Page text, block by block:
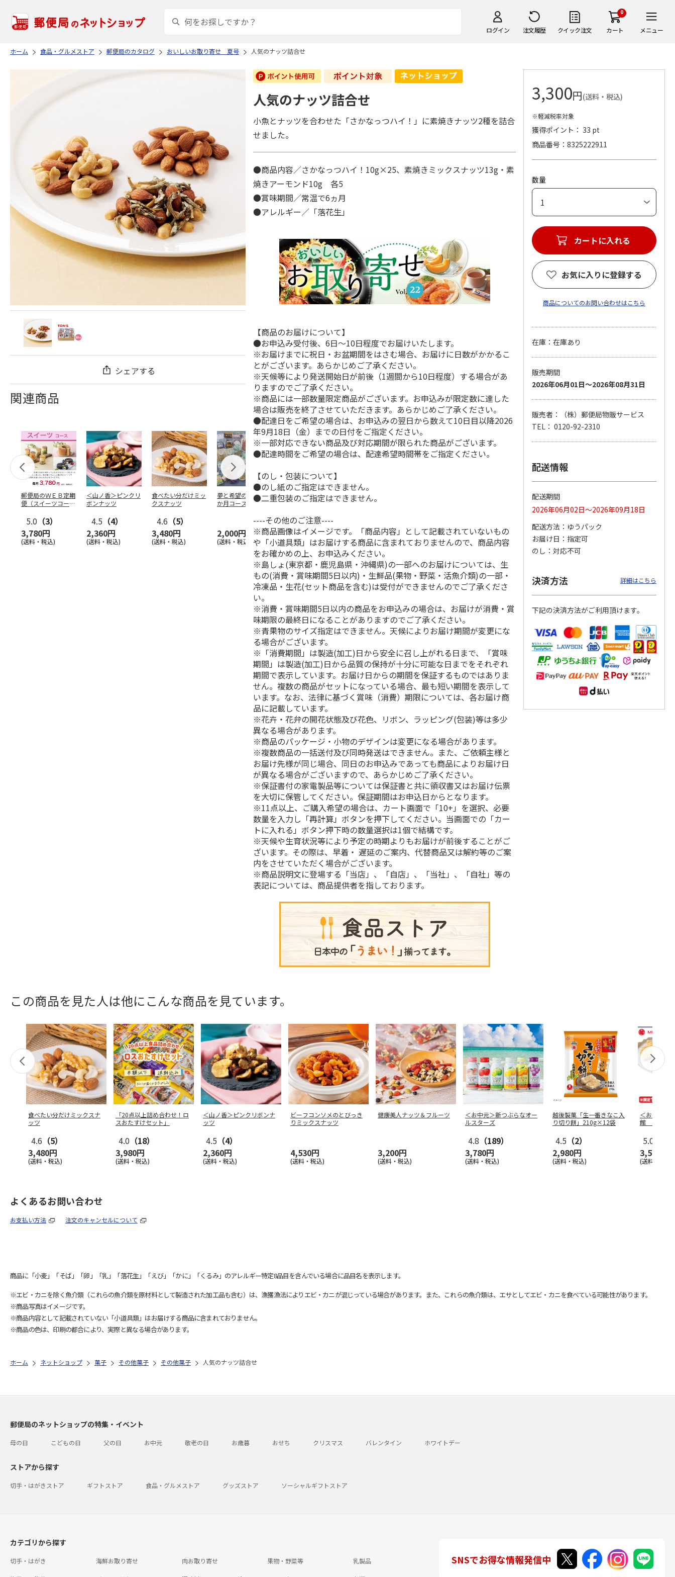
ログイン 注文履歴 クイック注文
0
カート メニュー
ホーム 食品・グルメストア 郵便局のカタログ おいしいお取り寄せ 夏号 人気のナッツ詰合せ
シェアする
関連商品
郵便局のＷＥＢ定期
便（スイーツコー
5.0 （3）
3,780円
(送料・税込)
＜山ノ香＞ピンクリ
ボンナッツ
4.5 （4）
2,360円
(送料・税込)
食べたい分だけミッ
クスナッツ
4.6 （5）
3,480円
(送料・税込)
夢と希望の金平糖12
か月コース
2,000円
(送料・税込)
【冷凍】＜八天堂＞
ミニくりーむパン
5.0（1）
3,200円
(送料・税込)
＜アンデ＞人気のデ
ニッシュ ４種セッ
3,480円
(送料・税込)
2,420円
(送料・税込)
＜お中元＞【冷凍】
3,400円
(送料・税込)
夢と希望の金平糖12
へお届け)
2,600円
(送料・税込)
人気のナッツ詰合せ
小魚とナッツを合わせた「さかなっつハイ！」に素焼きナッツ2種を詰合
せました。
●商品内容／さかなっつハイ！10g×25、素焼きミックスナッツ13g・素
焼きアーモンド10g 各5
●賞味期間／常温で6ヵ月
●アレルギー／「落花生」
【商品のお届けについて】
●お申込み受付後、6日～10日程度でお届けいたします。
※お届けまでに祝日・お盆期間をはさむ場合、お届けに日数がかかるこ
とがございます。あらかじめご了承ください。
※天候等により発送開始日が前後（1週間から10日程度）する場合があ
りますのでご了承ください。
※商品には一部数量限定商品がございます。お申込みが限定数に達した
場合は販売を終了させていただきます。あらかじめご了承ください。
●配達日をご希望の場合は、お申込みの翌日から数えて10日目以降2026
年9月18日（金）までの日付をご指定ください。
※一部対応できない商品及び対応期間が限られた商品がございます。
●配達時間をご希望の場合は、配達希望時間帯をご指定ください。
【のし・包装について】
●のし紙のご指定はできません。
●二重包装のご指定はできません。
----その他のご注意----
※商品画像はイメージです。「商品内容」として記載されていないもの
や「小道具類」はお届けする商品に含まれておりませんので、商品内容
をお確かめの上、お申込みください。
※島しょ(東京都・鹿児島県・沖縄県)の一部へのお届けについては、生
もの(消費・賞味期間5日以内)・生鮮品(果物・野菜・活魚介類)の一部・
冷凍品・生花(セット商品を含む)は受付ができませんのでご了承くださ
い。
※消費・賞味期間5日以内の商品をお申込みの場合は、お届けが消費・賞
味期限の最終日になることがありますのでご了承ください。
※青果物のサイズ指定はできません。天候によりお届け期間が変更にな
る場合がございます。
※「消費期間」は製造(加工)日から安全に召し上がれる日まで、「賞味
期間」は製造(加工)日から品質の保持が十分に可能な日までをそれぞれ
期間で表示しています。お届け日からの期間を保証するものではありま
せん。複数の商品がセットになっている場合、最も短い期間を表示して
います。なお、法律に基づく賞味（消費）期限については、各お届け商
品に記載しています。
※花卉・花弁の開花状態及び花色、リボン、ラッピング(包装)等は多少
異なる場合があります。
※商品のパッケージ・小物のデザインは変更になる場合があります。
※複数商品の一括送付及び同時発送はできません。また、ご依頼主様と
お届け先様が同じ場合、同日のお申込みであっても商品によりお届け日
が異なる場合がございますので、あらかじめご了承ください。
※保証書付の家電製品等については保証書と共に領収書又はお届け伝票
を大切に保管してください。保証期間はお申込日からとなります。
※11点以上、ご購入希望の場合は、カート画面で「10+」を選択、必要
数量を入力し「再計算」ボタンを押下してください。当画面での「カー
トに入れる」ボタン押下時の数量選択は1個で結構です。
※天候や生育状況等により予定の時期よりもお届けが前後することがご
ざいます。その際は、早着・ 遅延のご案内、代替商品又は解約等のご案
内をさせていただく場合がございます。
※商品説明文に登場する「当店」、「自店」、「当社」、「自社」等の
表記については、商品提供者を指しております。
3,300円(送料・税込)
※軽減税率対象
獲得ポイント： 33 pt
商品番号
8325222911
数量
カートに入れる
お気に入りに登録する
商品についてのお問い合わせはこちら
在庫：在庫あり
販売期間
2026年06月01日～2026年08月31日
販売者：（株）郵便局物販サービス
TEL： 0120-92-2310
配送情報
配送期間
2026年06月02日～2026年09月18日
配送方法
ゆうパック
お届け日
指定可
のし
対応不可
決済方法 詳細はこちら
下記の決済方法がご利用頂けます。
この商品を見た人は他にこんな商品を見ています。
食べたい分だけミックスナ
ッツ
4.6 （5）
3,480円
(送料・税込)
「20点以上詰め合わせ！ロ
スおたすけセット」
4.0 （18）
3,980円
(送料・税込)
＜山ノ香＞ピンクリボンナ
ッツ
4.5 （4）
2,360円
(送料・税込)
ビーフコンソメのとびっき
りミックスナッツ
4,530円
(送料・税込)
健康美人ナッツ＆フルーツ
3,200円
(送料・税込)
＜お中元＞新つぶらなオー
ルスターズ
4.8 （189）
3,780円
(送料・税込)
越後製菓「生一番きなこ入
り切り餅」210g×12袋
4.5 （2）
2,980円
(送料・税込)
＜お中元＞
館 限定ギ
5.0
3,570円
(送料・税込)
よくあるお問い合わせ
お支払い方法 注文のキャンセルについて
商品に「小麦」「そば」「卵」「乳」「落花生」「えび」「かに」「くるみ」のアレルギー特定8品目を含んでいる場合に品目名を表示します。
※エビ・カニを除く魚介類（これらの魚介類を原材料として製造された加工品も含む）は、漁獲漁法によりエビ・カニが混じっている場合があります。また、これらの魚介類は、エサとしてエビ・カニを食べている可能性があります。
※商品写真はイメージです。
※商品内容として記載されていない「小道具類」はお届けする商品に含まれておりません。
※商品の色は、印刷の都合により、実際と異なる場合があります。
ホーム ネットショップ 菓子 その他菓子 その他菓子 人気のナッツ詰合せ
郵便局のネットショップの特集・イベント
母の日 こどもの日 父の日 お中元 敬老の日 お歳暮 おせち クリスマス バレンタイン ホワイトデー
ストアから探す
切手・はがきストア ギフトストア 食品・グルメストア グッズストア ソーシャルギフトストア
カテゴリから探す
切手・はがき 海鮮お取り寄せ 肉お取り寄せ 果物・野菜等 乳製品 SNSでお得な情報発信中